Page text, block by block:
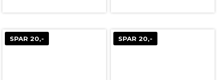
SPAR 20,- SPAR 20,-